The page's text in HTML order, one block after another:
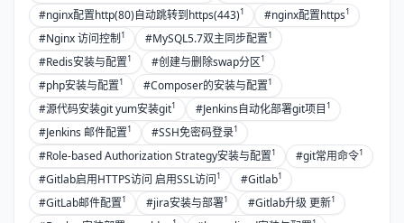
#nginx配置http(80)自动跳转到https(443)1 #nginx配置https1
#Nginx 访问控制1 #MySQL5.7双主同步配置1
#Redis安装与配置1 #创建与删除swap分区1
#php安装与配置1 #Composer的安装与配置1
#源代码安装git yum安装git1 #Jenkins自动化部署git项目 1
#Jenkins 邮件配置1 #SSH免密码登录1
#Role-based Authorization Strategy安装与配置1 #git常用命令1
#Gitlab启用HTTPS访问 启用SSL访问1 #Gitlab1
#GitLab邮件配置1 #jira安装与部署1 #Gitlab升级 更新1